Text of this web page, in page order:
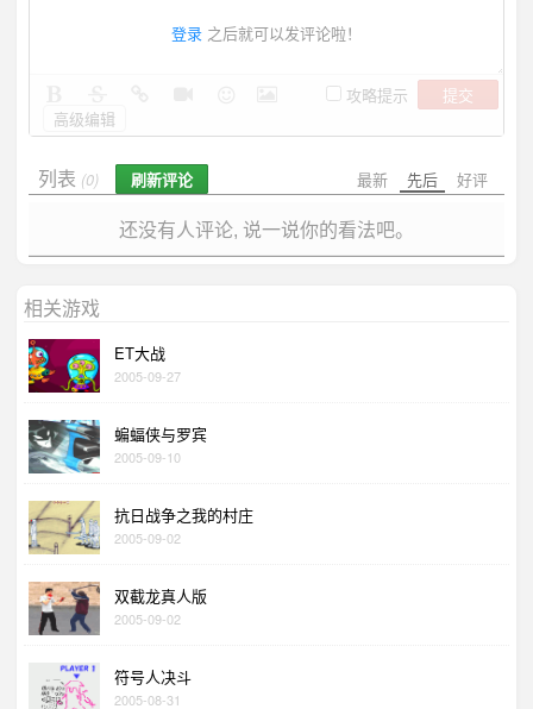
登录 之后就可以发评论啦！
攻略提示
提交
高级编辑
最新 先后 好评
列表 (0) 刷新评论
还没有人评论, 说一说你的看法吧。
相关游戏
ET大战
2005-09-27
蝙蝠侠与罗宾
2005-09-10
抗日战争之我的村庄
2005-09-02
双截龙真人版
2005-09-02
符号人决斗
2005-08-31